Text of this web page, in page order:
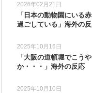
2026年02月21日
「日本の動物園にいる
過ごしている」海外の
2025年10月16日
「大阪の道頓堀でこう
か・・・」海外の反応
2025年10月10日